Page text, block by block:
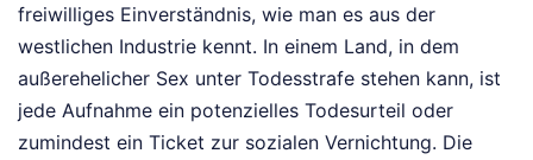
freiwilliges Einverständnis, wie man es aus der
westlichen Industrie kennt. In einem Land, in dem
außerehelicher Sex unter Todesstrafe stehen kann, ist
jede Aufnahme ein potenzielles Todesurteil oder
zumindest ein Ticket zur sozialen Vernichtung. Die